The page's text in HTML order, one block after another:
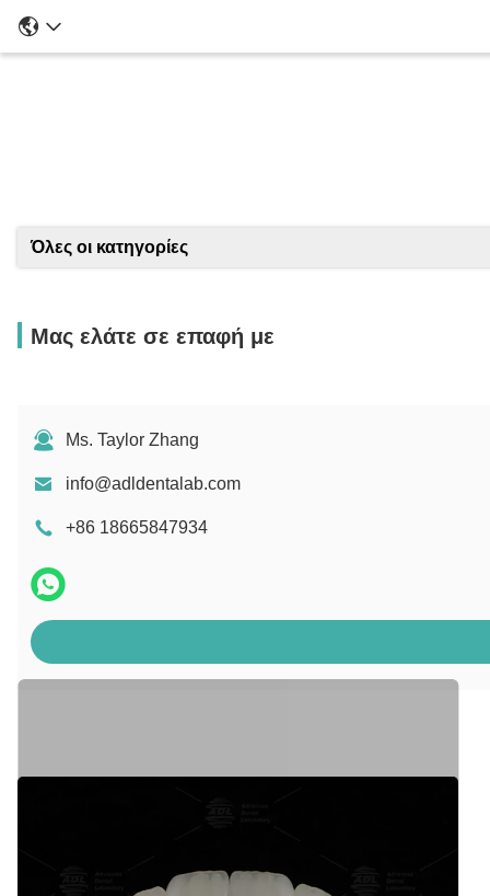
Όλες οι κατηγορίες
Μας ελάτε σε επαφή με
Ms. Taylor Zhang
info@adldentalab.com
+86 18665847934